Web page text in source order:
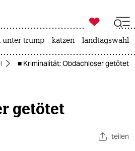
zahl ich
ich

taz zahl ich
unter trump katzen landtagswahl
■ Kriminalität: Obdachloser getötet
getötet
teilen